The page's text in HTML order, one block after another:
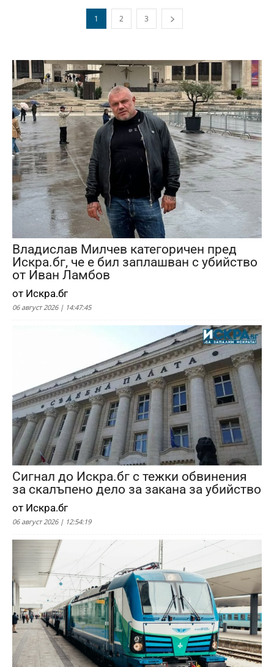
1 2 3
Владислав Милчев категоричен пред
Искра.бг, че е бил заплашван с убийство
от Иван Ламбов
от Искра.бг
06 август 2026 | 14:47:45
Сигнал до Искра.бг с тежки обвинения
за скалъпено дело за закана за убийство
от Искра.бг
06 август 2026 | 12:54:19